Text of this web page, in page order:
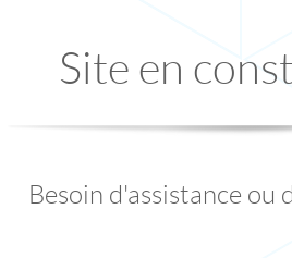
Site en
Besoin d'assistance ou